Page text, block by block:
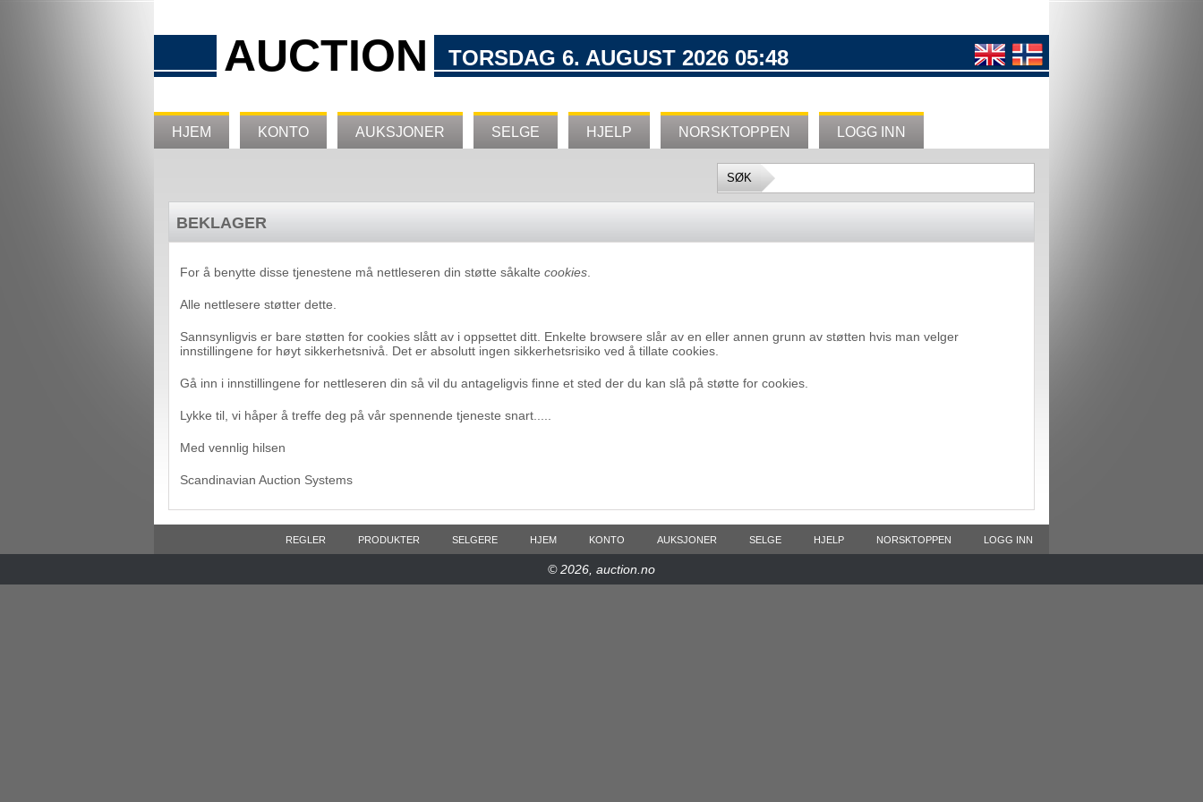
AUCTION TORSDAG 6. AUGUST 2026 05:48
HJEM KONTO AUKSJONER SELGE HJELP NORSKTOPPEN LOGG INN
BEKLAGER
For å benytte disse tjenestene må nettleseren din støtte såkalte cookies
Alle nettlesere støtter dette.
Sannsynligvis er bare støtten for cookies slått av i oppsettet ditt. Enkelte browsere slår av en eller annen grunn av støtten hvis man velger
innstillingene for høyt sikkerhetsnivå. Det er absolutt ingen sikkerhetsrisiko ved å tillate cookies.
Gå inn i innstillingene for nettleseren din så vil du antageligvis finne et sted der du kan slå på støtte for cookies.
Lykke til, vi håper å treffe deg på vår spennende tjeneste snart.....
Med vennlig hilsen
Scandinavian Auction Systems
REGLER PRODUKTER SELGERE HJEM KONTO AUKSJONER SELGE HJELP NORSKTOPPEN LOGG INN
© 2026, auction.no